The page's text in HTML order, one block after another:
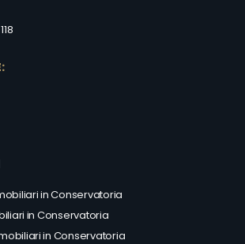
in Conservatoria
in Conservatoria
in Conservatoria